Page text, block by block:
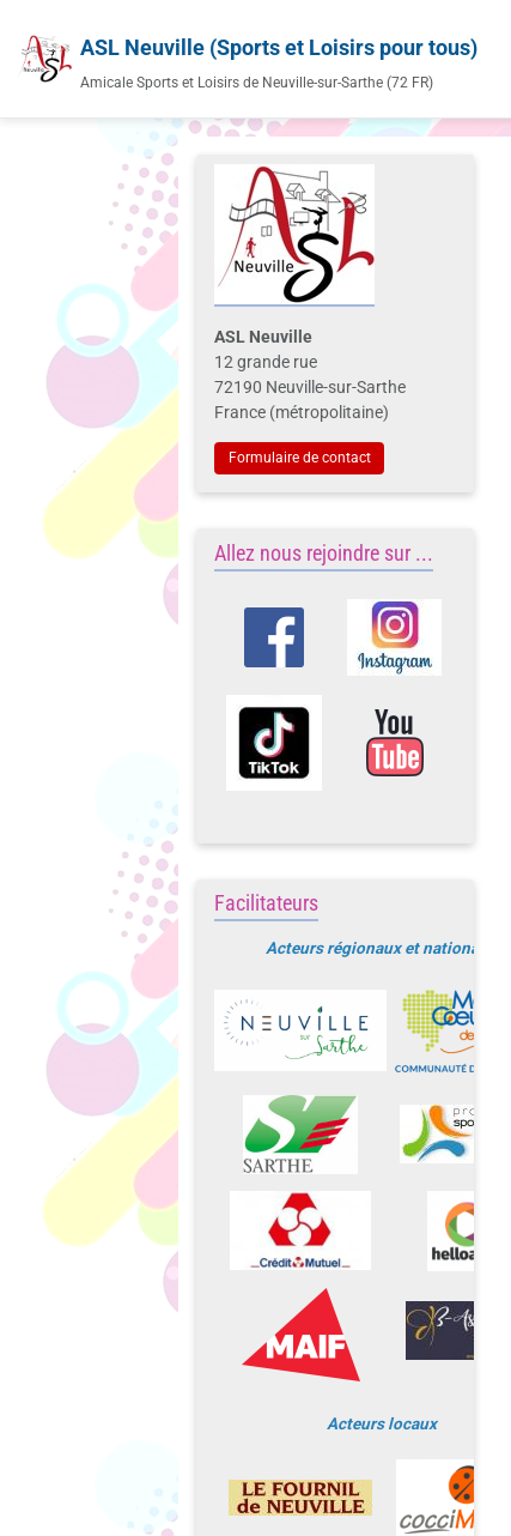
ASL Neuville (Sports et Loisirs pour tous)
Amicale Sports et Loisirs de Neuville-sur-Sarthe (72 FR)
ASL Neuville
12 grande rue
72190 Neuville-sur-Sarthe
France (métropolitaine)
Formulaire de contact
Allez nous rejoindre sur ...
Facilitateurs
Acteurs régionaux et nationaux
Acteurs locaux